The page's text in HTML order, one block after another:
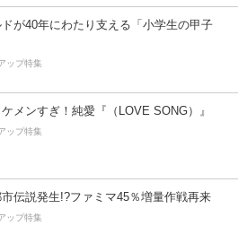
が40年にわたり支える「小学生の甲子
ップ特集
メンすぎ！純愛『（LOVE SONG）』
ップ特集
伝説発生!?ファミマ45％増量作戦再来
ップ特集